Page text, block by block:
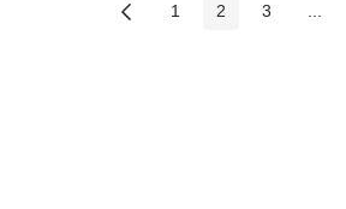
Các trang trên cổng
1 Các trang trên
2 Các trang
3